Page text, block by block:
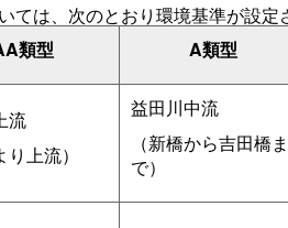
ては、次のとおり環境基準が設定
類型 A類型
流
り上流）
益田川中流
（新橋から吉田橋ま
で）